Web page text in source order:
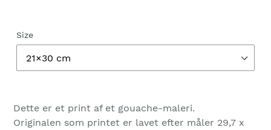
Size
Dette er et print af et gouache-maleri.
Originalen som printet er lavet efter måler 29,7 x